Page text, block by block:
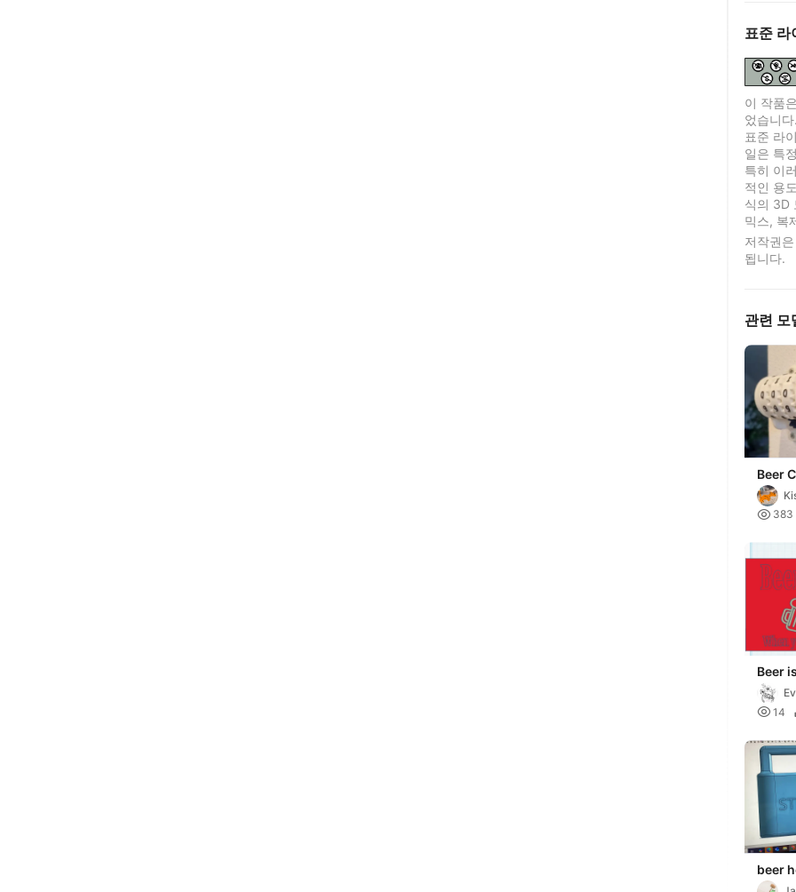
표준 라
이 작품
었습니
표준 라
일은 특
특히 이
적인 용
식의 3D
믹스, 복
저작권
됩니다.
관련 모
Beer
 383
Beer
you
 14
beer